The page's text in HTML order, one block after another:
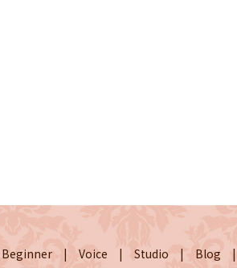
Beginner Voice Studio Blog